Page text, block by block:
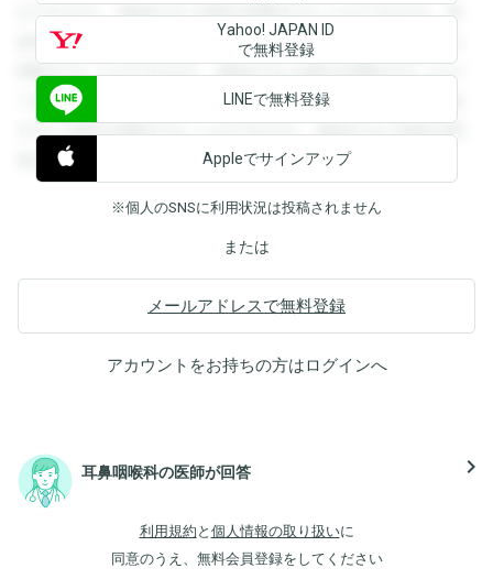
ができます。登録すると回答を閲覧することができます。登
録すると回答を閲覧することができます。登録すると回答を
閲覧することができます。登録すると回答を閲覧することが
できます。登録すると回答を閲覧することができます。登録
すると回答を閲覧することができます。登録すると回答を閲
覧することができます。
Yahoo! JAPAN ID
で無料登録
LINEで無料登録
Appleでサインアップ
※個人のSNSに利用状況は投稿されません
または
メールアドレスで無料登録
アカウントをお持ちの方はログインへ
耳鼻咽喉科の医師が回答 navigate_next
利用規約 と 個人情報の取り扱いに
同意のうえ、無料会員登録をしてください